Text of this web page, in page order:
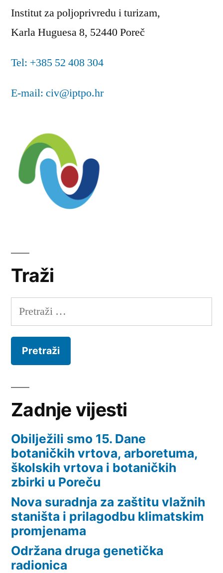
objava
Institut za poljoprivredu i turizam,
Karla Huguesa 8, 52440 Poreč
Tel: +385 52 408 304
E-mail: civ@iptpo.hr
Traži
Pretraži:
Zadnje vijesti
Obilježili smo 15. Dane
botaničkih vrtova, arboretuma,
školskih vrtova i botaničkih
zbirki u Poreču
Nova suradnja za zaštitu vlažnih
staništa i prilagodbu klimatskim
promjenama
Održana druga genetička
radionica